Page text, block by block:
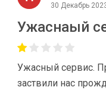
30 Декабрь
Ужаснаый
Ужасный сервис.
заствили нас